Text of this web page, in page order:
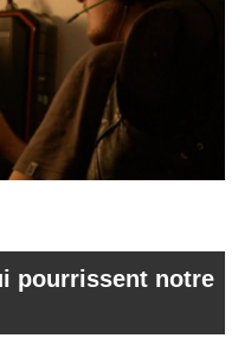
pourrissent notre